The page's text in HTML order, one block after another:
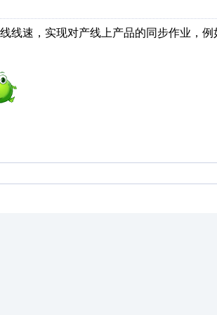
线速，实现对产线上产品的同步作业，